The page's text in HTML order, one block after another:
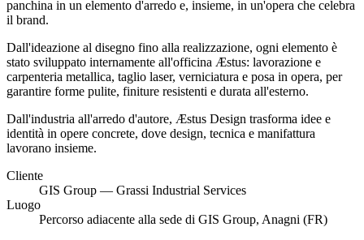
panchina in un elemento d'arredo e, insieme, in un'opera che celebra
il brand.
Dall'ideazione al disegno fino alla realizzazione, ogni elemento è
stato sviluppato internamente all'officina Æstus: lavorazione e
carpenteria metallica, taglio laser, verniciatura e posa in opera, per
garantire forme pulite, finiture resistenti e durata all'esterno.
Dall'industria all'arredo d'autore, Æstus Design trasforma idee e
identità in opere concrete, dove design, tecnica e manifattura
lavorano insieme.
Cliente
GIS Group — Grassi Industrial Services
Luogo
Percorso adiacente alla sede di GIS Group, Anagni (FR)